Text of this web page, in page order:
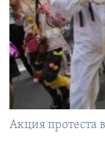
Learning English
СОЦИАЛЬНЫЕ
Акция протеста